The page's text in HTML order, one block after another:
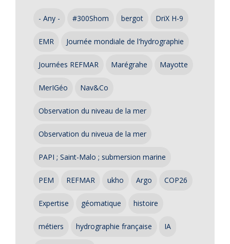
- Any - #300Shom bergot DriX H-9
EMR Journée mondiale de l'hydrographie
Journées REFMAR Marégrahe Mayotte
MerIGéo Nav&Co
Observation du niveau de la mer
Observation du niveua de la mer
PAPI ; Saint-Malo ; submersion marine
PEM REFMAR ukho Argo COP26
Expertise géomatique histoire
métiers hydrographie française IA